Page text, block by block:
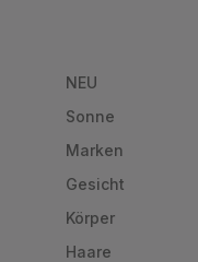
NEU
Sonne
Marken
Gesicht
Körper
Haare